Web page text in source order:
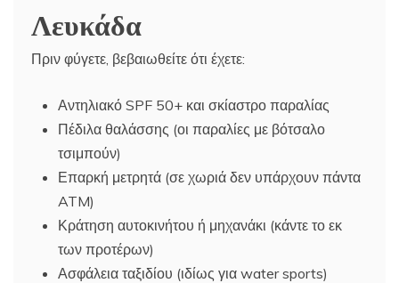
Λευκάδα
Πριν φύγετε, βεβαιωθείτε ότι έχετε:
Αντηλιακό SPF 50+ και σκίαστρο παραλίας
Πέδιλα θαλάσσης (οι παραλίες με βότσαλο
τσιμπούν)
Επαρκή μετρητά (σε χωριά δεν υπάρχουν πάντα
ATM)
Κράτηση αυτοκινήτου ή μηχανάκι (κάντε το εκ
των προτέρων)
Ασφάλεια ταξιδίου (ιδίως για water sports)